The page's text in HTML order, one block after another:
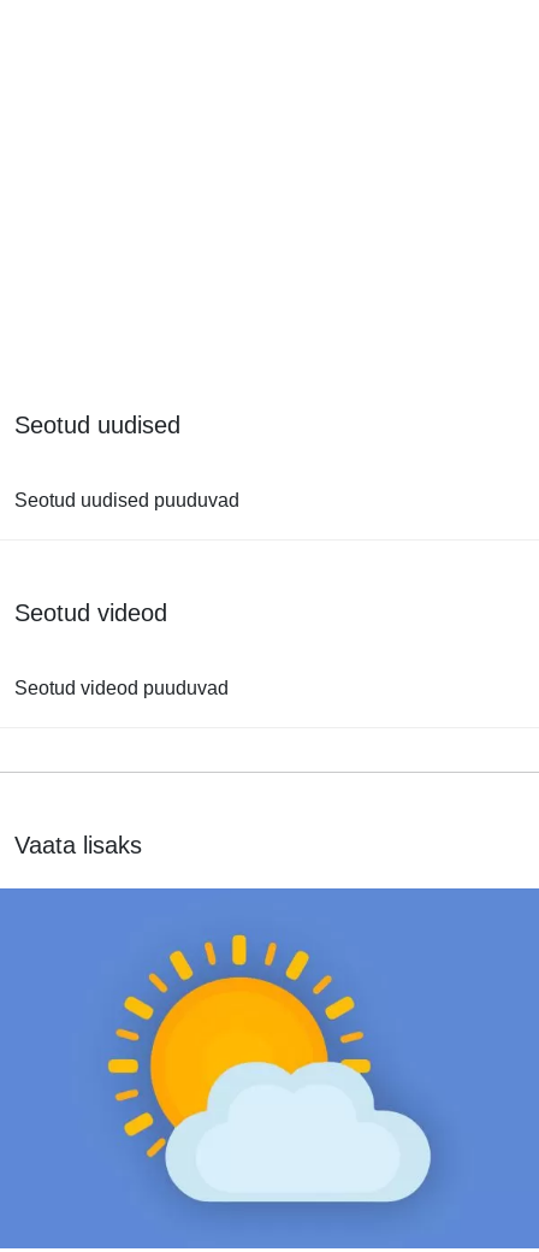
Seotud uudised
Seotud uudised puuduvad
Seotud videod
Seotud videod puuduvad
Vaata lisaks